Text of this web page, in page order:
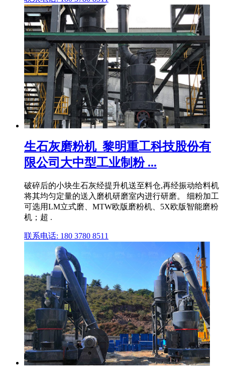
生石灰磨粉机_黎明重工科技股份有
限公司大中型工业制粉 ...
破碎后的小块生石灰经提升机送至料仓,再经振动给料机
将其均匀定量的送入磨机研磨室内进行研磨。 细粉加工
可选用LM立式磨、MTW欧版磨粉机、5X欧版智能磨粉
机；超 .
联系电话: 180 3780 8511